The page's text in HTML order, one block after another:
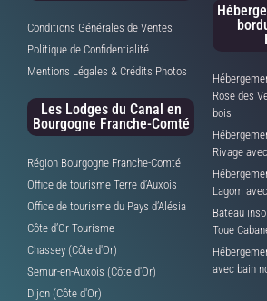
Conditions Générales de Ventes
Politique de Confidentialité
Mentions Légales & Crédits Photos
Les Lodges du Canal en
Bourgogne Franche-Comté
Région Bourgogne Franche-Comté
Office de tourisme Terre d’Auxois
Office de tourisme du Pays d’Alésia
Côte d’Or Tourisme
Chassey (Côte d'Or)
Semur-en-Auxois (Côte d'Or)
Dijon (Côte d'Or)
Rose des
bois
Rivage
Lagom
Bateau
Toue
avec bain